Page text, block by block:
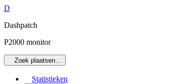
D
Dashpatch
P2000 monitor
Zoek plaatsen…
Statistieken